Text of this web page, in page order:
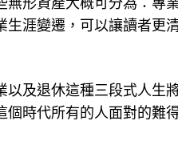
形資產大概可分為：專
涯變遷，可以讓讀者更
以及退休這種三段式人生
時代所有的人面對的難